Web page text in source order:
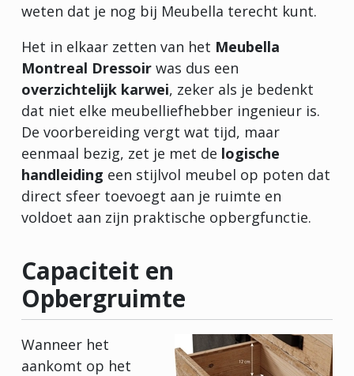
weten dat je nog bij Meubella terecht kunt.
Het in elkaar zetten van het Meubella
Montreal Dressoir was dus een
overzichtelijk karwei, zeker als je bedenkt
dat niet elke meubelliefhebber ingenieur is.
De voorbereiding vergt wat tijd, maar
eenmaal bezig, zet je met de logische
handleiding een stijlvol meubel op poten dat
direct sfeer toevoegt aan je ruimte en
voldoet aan zijn praktische opbergfunctie.
Capaciteit en
Opbergruimte
Wanneer het
aankomt op het